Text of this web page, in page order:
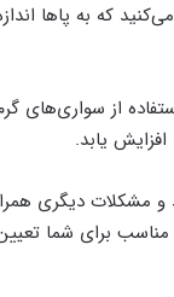
که به پاها
از سواری‌های
یابد.
مشکلات دیگری
برای شما